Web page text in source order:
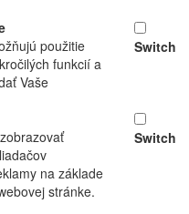
použitie
funkcií a
Vaše
Switch
na základe
stránke.
Switch